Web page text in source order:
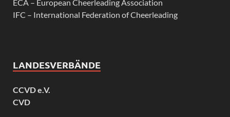
ECA – European Cheerleading Association
IFC – International Federation of Cheerleading
LANDESVERBÄNDE
CCVD e.V.
CVD